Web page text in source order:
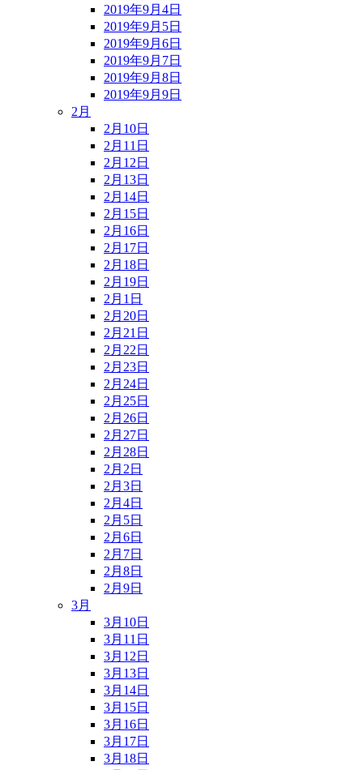
2019年9月4日
2019年9月5日
2019年9月6日
2019年9月7日
2019年9月8日
2019年9月9日
2月
2月10日
2月11日
2月12日
2月13日
2月14日
2月15日
2月16日
2月17日
2月18日
2月19日
2月1日
2月20日
2月21日
2月22日
2月23日
2月24日
2月25日
2月26日
2月27日
2月28日
2月2日
2月3日
2月4日
2月5日
2月6日
2月7日
2月8日
2月9日
3月
3月10日
3月11日
3月12日
3月13日
3月14日
3月15日
3月16日
3月17日
3月18日